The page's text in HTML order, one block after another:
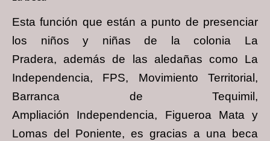
Esta función que están a punto de presenciar
los niños y niñas de la colonia La
Pradera,además de las aledañas como La
Independencia, FPS, Movimiento Territorial,
Barranca de Tequimil,
Ampliación Independencia, Figueroa Mata y
Lomas del Poniente, es gracias a una beca